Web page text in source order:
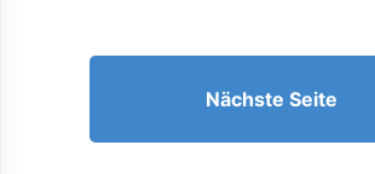
Nächste Seite